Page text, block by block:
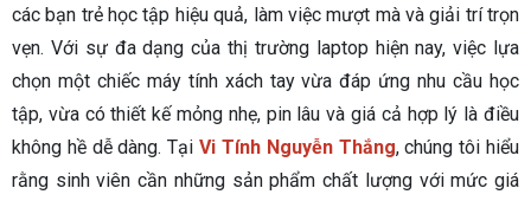
các bạn trẻ học tập hiệu quả, làm việc mượt mà và giải trí trọn
vẹn. Với sự đa dạng của thị trường laptop hiện nay, việc lựa
chọn một chiếc máy tính xách tay vừa đáp ứng nhu cầu học
tập, vừa có thiết kế mỏng nhẹ, pin lâu và giá cả hợp lý là điều
không hề dễ dàng. TạiVi Tính Nguyễn Thắng, chúng tôi hiểu
rằng sinh viên cần những sản phẩm chất lượng với mức giá